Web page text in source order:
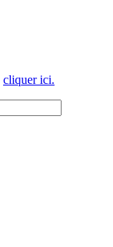
cliquer ici.